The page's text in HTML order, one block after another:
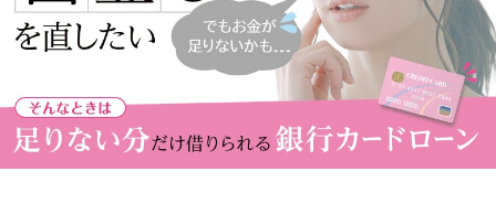
とにかくすぐ借りたい方向け
バレずに借りたい方向け